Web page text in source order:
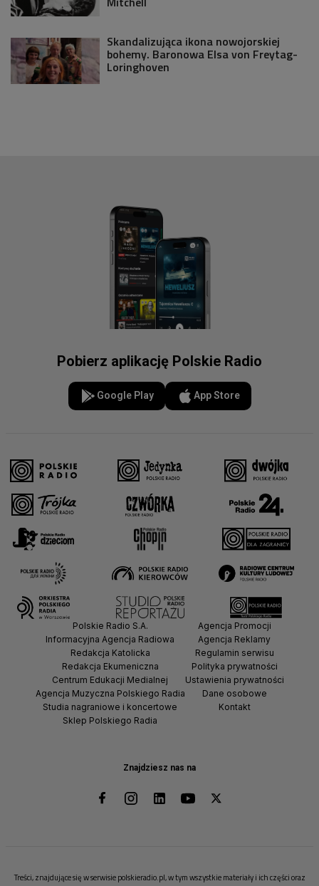
Skandalizująca ikona nowojorskiej
bohemy. Baronowa Elsa von Freytag-
Loringhoven
Pobierz aplikację Polskie Radio
Google Play App Store
Znajdziesz nas na
Polskie Radio S.A.
Informacyjna Agencja Radiowa
Redakcja Katolicka
Redakcja Ekumeniczna
Centrum Edukacji Medialnej
Agencja Muzyczna Polskiego Radia
Studia nagraniowe i koncertowe
Sklep Polskiego Radia
Agencja Promocji
Agencja Reklamy
Regulamin serwisu
Polityka prywatności
Ustawienia prywatności
Dane osobowe
Kontakt
Treści, znajdujące się w serwisie polskieradio.pl, w tym wszystkie materiały i ich części oraz